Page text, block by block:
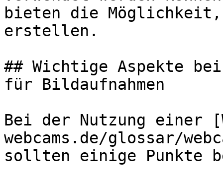
bieten die
erstellen.
## Wichtige Aspekte bei
für Bildaufnahmen
Bei der Nutzung einer
webcams.de/glossar/
sollten einige Punkte